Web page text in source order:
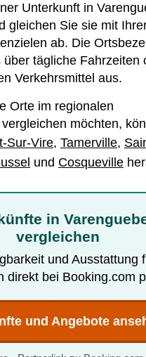
Unterkunft in
gleichen Sie sie mit
ab. Die
tägliche Fahrzeiten
Verkehrsmittel aus.
Orte im regionalen
möchten,
Sur-Vire, Tamerville,
und Cosqueville
in
vergleichen
und Ausstattung
direkt bei Booking.com
und Angebote